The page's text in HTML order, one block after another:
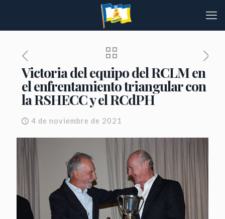
Victoria del equipo del RCLM en
el enfrentamiento triangular con
la RSHECC y el RCdPH
4 de noviembre de 2021